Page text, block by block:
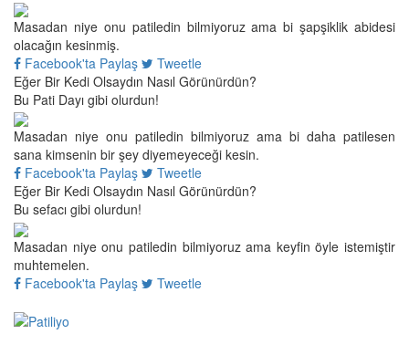
Masadan niye onu patiledin bilmiyoruz ama bi şapşiklik abidesi
olacağın kesinmiş.
Facebook'ta Paylaş
Tweetle
Eğer Bir Kedi Olsaydın Nasıl Görünürdün?
Bu Pati Dayı gibi olurdun!
Masadan niye onu patiledin bilmiyoruz ama bi daha patilesen
sana kimsenin bir şey diyemeyeceği kesin.
Facebook'ta Paylaş
Tweetle
Eğer Bir Kedi Olsaydın Nasıl Görünürdün?
Bu sefacı gibi olurdun!
Masadan niye onu patiledin bilmiyoruz ama keyfin öyle istemiştir
muhtemelen.
Facebook'ta Paylaş
Tweetle